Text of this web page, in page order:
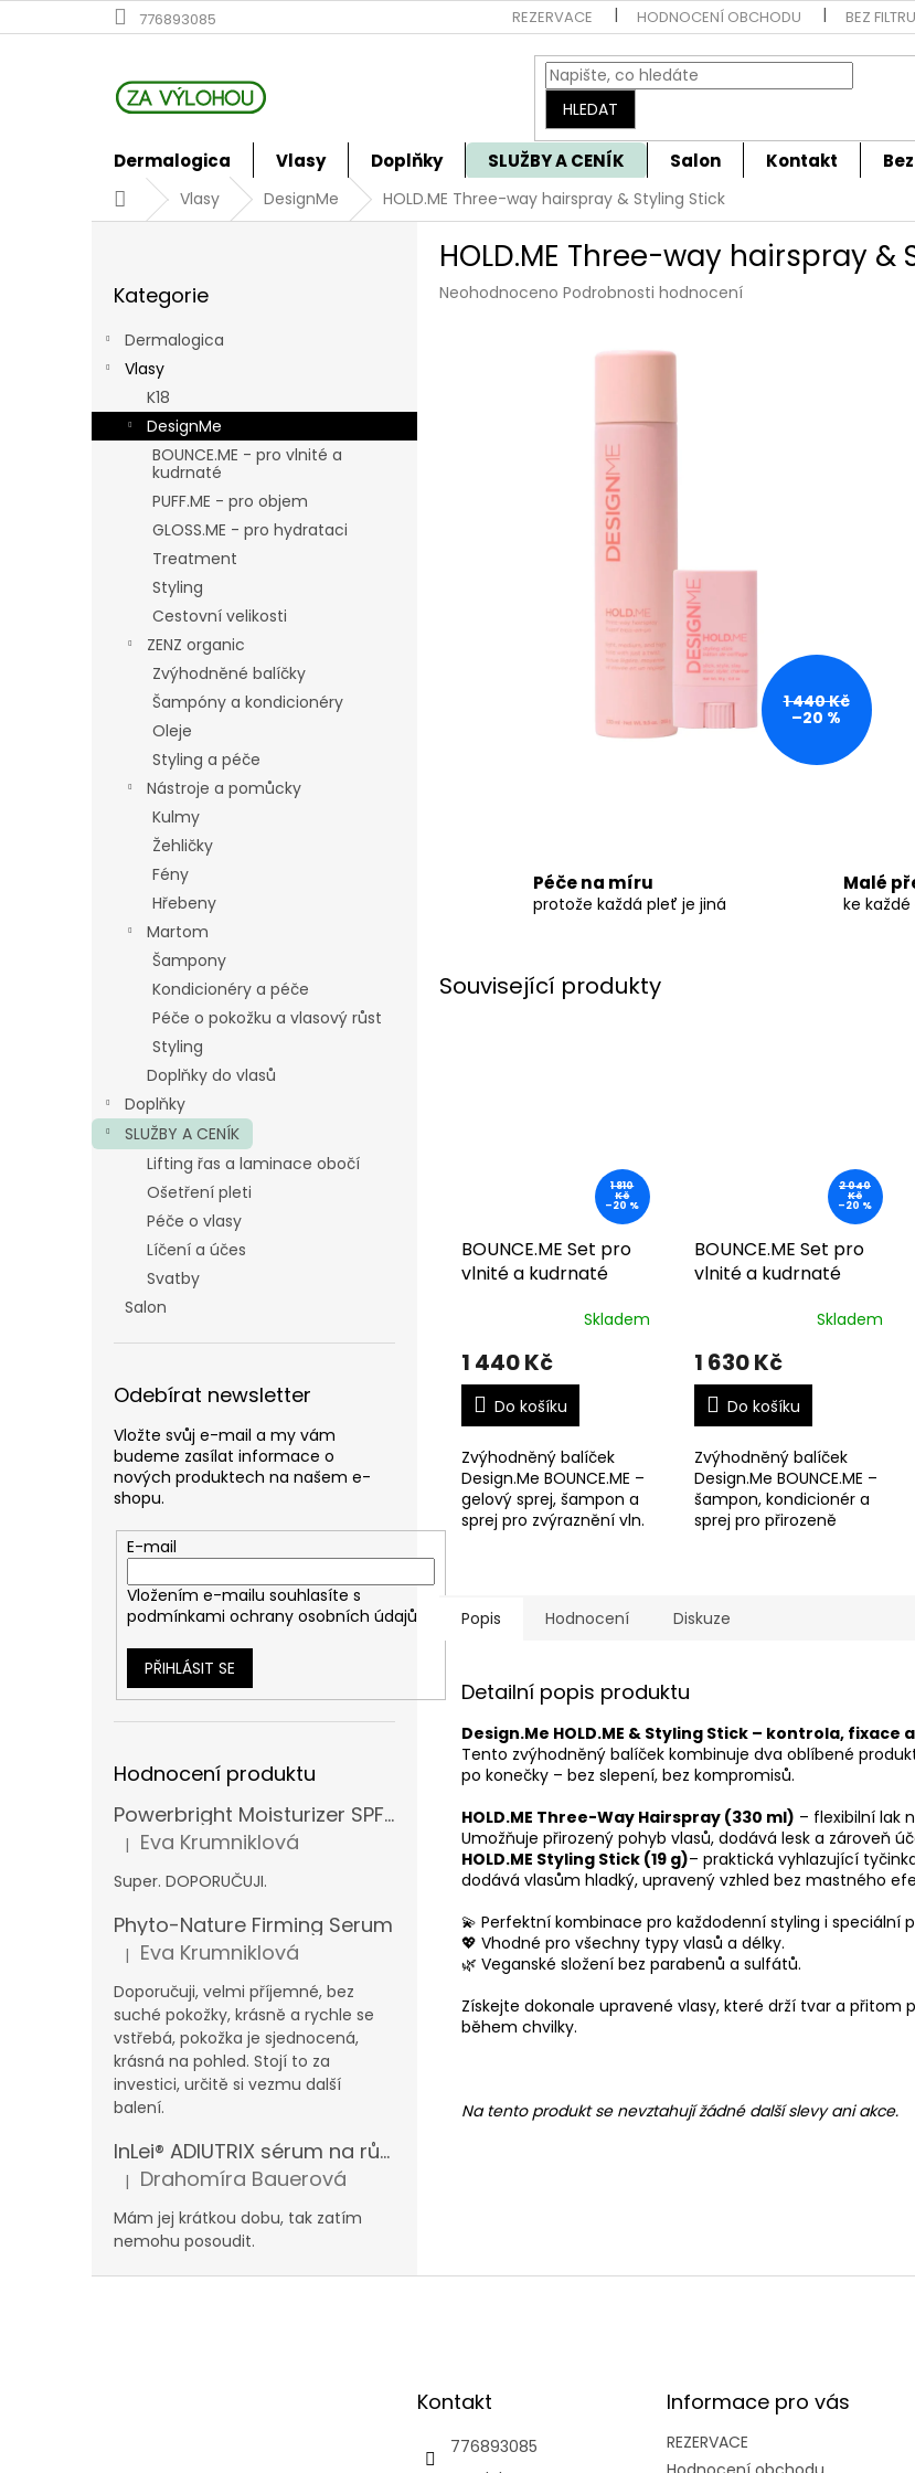
na
776893085 REZERVACE HODNOCENÍ OBCHODU BEZ FILTRU
HLEDAT
Dermalogica Vlasy Doplňky SLUŽBY A CENÍK Salon Kontakt
DomůVlasy DesignMe HOLD.ME Three-way hairspray & Styling Stick
kategorie
Kategorie
Dermalogica
Vlasy
K18
DesignMe
BOUNCE.ME - pro vlnité a
kudrnaté
PUFF.ME - pro objem
GLOSS.ME - pro hydrataci
Treatment
Styling
Cestovní velikosti
ZENZ organic
Zvýhodněné balíčky
Šampóny a kondicionéry
Oleje
Styling a péče
Nástroje a pomůcky
Kulmy
Žehličky
Fény
Hřebeny
Martom
Šampony
Kondicionéry a péče
Péče o pokožku a vlasový růst
Styling
Doplňky do vlasů
Doplňky
SLUŽBY A CENÍK
Lifting řas a laminace obočí
Ošetření pleti
Péče o vlasy
Líčení a účes
Svatby
Salon
Odebírat newsletter
Vložte svůj e-mail a my vám
budeme zasílat informace o
nových produktech na našem e-
shopu.
E-mail
Vložením e-mailu souhlasíte s
podmínkami ochrany osobních údajů
PŘIHLÁSIT SE
Hodnocení produktu
Powerbright Moisturizer SPF 50
Hodnocení produktu je 5 z 5 hvězdiček.
| Eva Krumniklová
Super. DOPORUČUJI.
Phyto-Nature Firming Serum
Hodnocení produktu je 5 z 5 hvězdiček.
| Eva Krumniklová
Doporučuji, velmi příjemné, bez
suché pokožky, krásně a rychle se
vstřebá, pokožka je sjednocená,
krásná na pohled. Stojí to za
investici, určitě si vezmu další
balení.
InLei® ADIUTRIX sérum na růst řas a obočí
Hodnocení produktu je 5 z 5 hvězdiček.
| Drahomíra Bauerová
Mám jej krátkou dobu, tak zatím
nemohu posoudit.
HOLD.ME Three-way hairspray &
Průměrné
Neohodnoceno Podrobnosti hodnocení
1 440 Kč
–20 %
Péče na míru
protože každá pleť je jiná
Malé
ke
Související produkty
1 810
Kč
–20 %
BOUNCE.ME Set pro
vlnité a kudrnaté
Skladem
1 440 Kč
Do košíku
Zvýhodněný balíček
Design.Me BOUNCE.ME –
gelový sprej, šampon a
sprej pro zvýraznění vln.
2 040
Kč
–20 %
BOUNCE.ME Set pro
vlnité a kudrnaté
Skladem
1 630 Kč
Do košíku
Zvýhodněný balíček
Design.Me BOUNCE.ME –
šampon, kondicionér a
sprej pro přirozeně
Popis Hodnocení Diskuze
Detailní popis produktu
Design.Me HOLD.ME & Styling Stick – kontrola, fixace
Tento zvýhodněný balíček kombinuje dva oblíbené
po konečky – bez slepení, bez kompromisů.
HOLD.ME Three-Way Hairspray (330 ml) – flexibilní lak
Umožňuje přirozený pohyb vlasů, dodává lesk a zároveň
HOLD.ME Styling Stick (19 g)– praktická vyhlazující
dodává vlasům hladký, upravený vzhled bez mastného
💫 Perfektní kombinace pro každodenní styling i speciální
💖 Vhodné pro všechny typy vlasů a délky.
🌿 Veganské složení bez parabenů a sulfátů.
Získejte dokonale upravené vlasy, které drží tvar a
během chvilky.
Na tento produkt se nevztahují žádné další slevy ani akce.
Kontakt
776893085
Informace pro vás
REZERVACE